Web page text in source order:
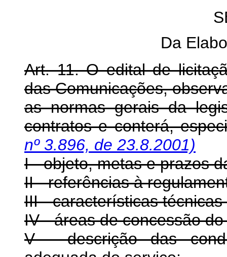
Da
Art. 11. O edital de
das Comunicações,
as normas gerais da
contratos e conterá,
nº 3.896, de 23.8.2001)
I - objeto, metas e prazos
II - referências à
III - características
IV - áreas de concessão
V - descrição das